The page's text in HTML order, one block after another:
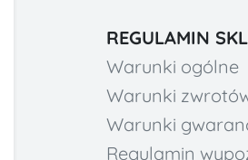
REGULAMIN
Warunki ogólne
Warunki
Warunki
Regulamin